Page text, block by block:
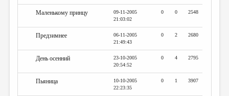
Маленькому принцу
09-11-2005
21:03:02
0 0 2548
Предзимнее
06-11-2005
21:49:43
0 2 2680
День осенний
23-10-2005
20:54:52
0 4 2795
Пьяница
10-10-2005
22:23:35
0 1 3907